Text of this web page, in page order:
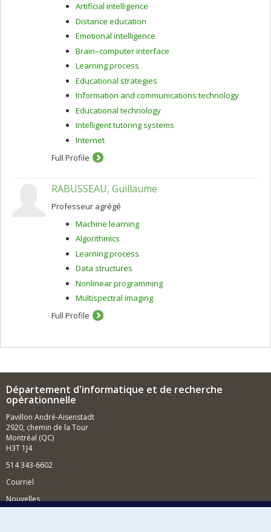
Artificial intelligence
Distance education
Emotional intelligence
Brain–computer interface
Learning process
Educational strategies
Information and communications technology
Educational technology
Intelligent tutoring systems
Internet
Full Profile
RABUSSEAU, Guillaume
Professeur agrégé
Machine learning
Algorithmics
Learning process
Data structures
Nonlinear programming
Multispectral imaging
Full Profile
Département d'informatique et de recherche
opérationnelle
Pavillon André-Aisenstadt
2920, chemin de la Tour
Montréal (QC)
H3T 1J4
514 343-6602
Courriel
Nouvelles